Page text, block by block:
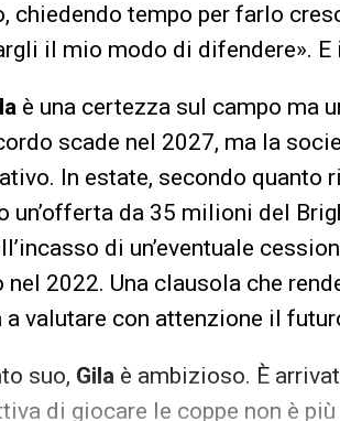
chiedendo tempo per farlo
il mio modo di difendere».
è una certezza sul campo ma
scade nel 2027, ma la
In estate, secondo quanto
un’offerta da 35 milioni del
di un’eventuale
nel 2022. Una clausola che
a valutare con attenzione il
suo, Gila è ambizioso. È
di giocare le coppe non è